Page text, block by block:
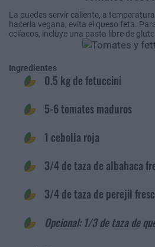
La puedes servir caliente, a
hacerla vegana, evita el queso feta.
celíacos, incluye una pasta libre de
Ingredientes
0.5 kg de fetuccini
5-6 tomates maduros
1 cebolla roja
3/4 de taza de albahaca
3/4 de taza de perejil
Opcional: 1/3 de taza de